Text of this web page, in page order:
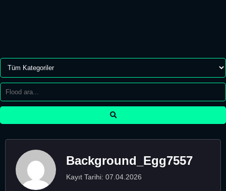
Background_Egg7557
Kayıt Tarihi: 07.04.2026